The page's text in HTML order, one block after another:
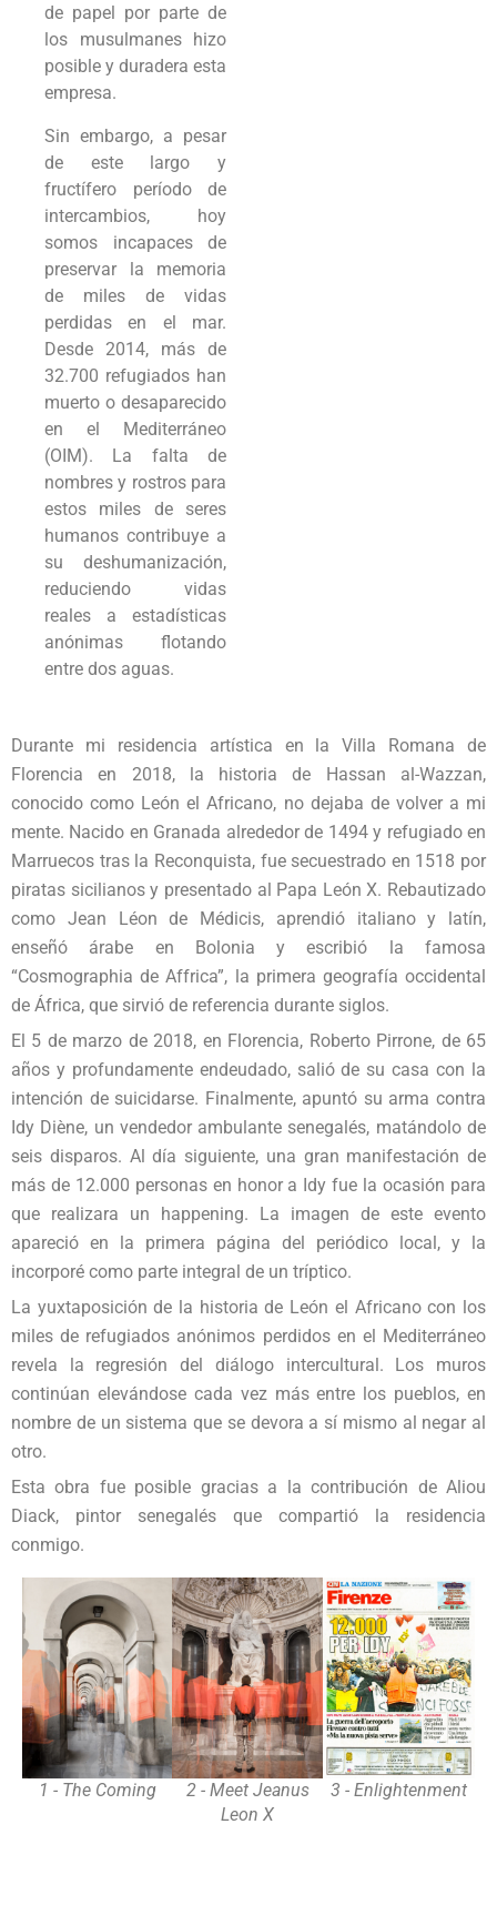
de papel por parte de
los musulmanes hizo
posible y duradera esta
empresa.
Sin embargo, a pesar
de este largo y
fructífero período de
intercambios, hoy
somos incapaces de
preservar la memoria
de miles de vidas
perdidas en el mar.
Desde 2014, más de
32.700 refugiados han
muerto o desaparecido
en el Mediterráneo
(OIM). La falta de
nombres y rostros para
estos miles de seres
humanos contribuye a
su deshumanización,
reduciendo vidas
reales a estadísticas
anónimas flotando
entre dos aguas.
Durante mi residencia artística en la Villa Romana de
Florencia en 2018, la historia de Hassan al-Wazzan,
conocido como León el Africano, no dejaba de volver a mi
mente. Nacido en Granada alrededor de 1494 y refugiado en
Marruecos tras la Reconquista, fue secuestrado en 1518 por
piratas sicilianos y presentado al Papa León X. Rebautizado
como Jean Léon de Médicis, aprendió italiano y latín,
enseñó árabe en Bolonia y escribió la famosa
“Cosmographia de Affrica”, la primera geografía occidental
de África, que sirvió de referencia durante siglos.
El 5 de marzo de 2018, en Florencia, Roberto Pirrone, de 65
años y profundamente endeudado, salió de su casa con la
intención de suicidarse. Finalmente, apuntó su arma contra
Idy Diène, un vendedor ambulante senegalés, matándolo de
seis disparos. Al día siguiente, una gran manifestación de
más de 12.000 personas en honor a Idy fue la ocasión para
que realizara un happening. La imagen de este evento
apareció en la primera página del periódico local, y la
incorporé como parte integral de un tríptico.
La yuxtaposición de la historia de León el Africano con los
miles de refugiados anónimos perdidos en el Mediterráneo
revela la regresión del diálogo intercultural. Los muros
continúan elevándose cada vez más entre los pueblos, en
nombre de un sistema que se devora a sí mismo al negar al
otro.
Esta obra fue posible gracias a la contribución de Aliou
Diack, pintor senegalés que compartió la residencia
conmigo.
1 - The Coming
2 - Meet Jeanus
Leon X
3 - Enlightenment